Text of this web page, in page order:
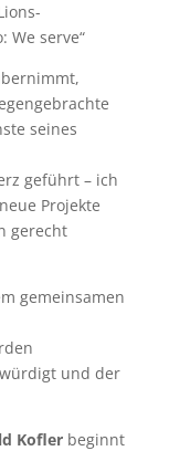
We serve“
seines
geführt – ich
Projekte
gerecht
gemeinsamen
und der
Koflerbeginnt